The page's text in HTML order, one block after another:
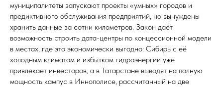
муниципалитеты запускают проекты «умных» городов и
предиктивного обслуживания предприятий, но вынуждены
хранить данные за сотни километров. Закон даёт
возможность строить дата-центры по концессионной модели
в местах, где это экономически выгодно: Сибирь с её
холодным климатом и избытком гидроэнергии уже
привлекает инвесторов, а в Татарстане выводят на полную
мощность кампус в Иннополисе, рассчитанный на две